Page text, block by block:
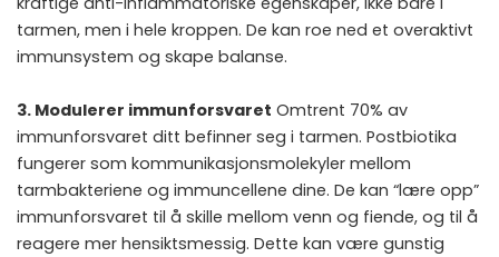
tarmen, men i hele kroppen. De kan roe ned et overaktivt
immunsystem og skape balanse.
3. Modulerer immunforsvaret Omtrent 70% av
immunforsvaret ditt befinner seg i tarmen. Postbiotika
fungerer som kommunikasjonsmolekyler mellom
tarmbakteriene og immuncellene dine. De kan “lære opp”
immunforsvaret til å skille mellom venn og fiende, og til å
reagere mer hensiktsmessig. Dette kan være gunstig